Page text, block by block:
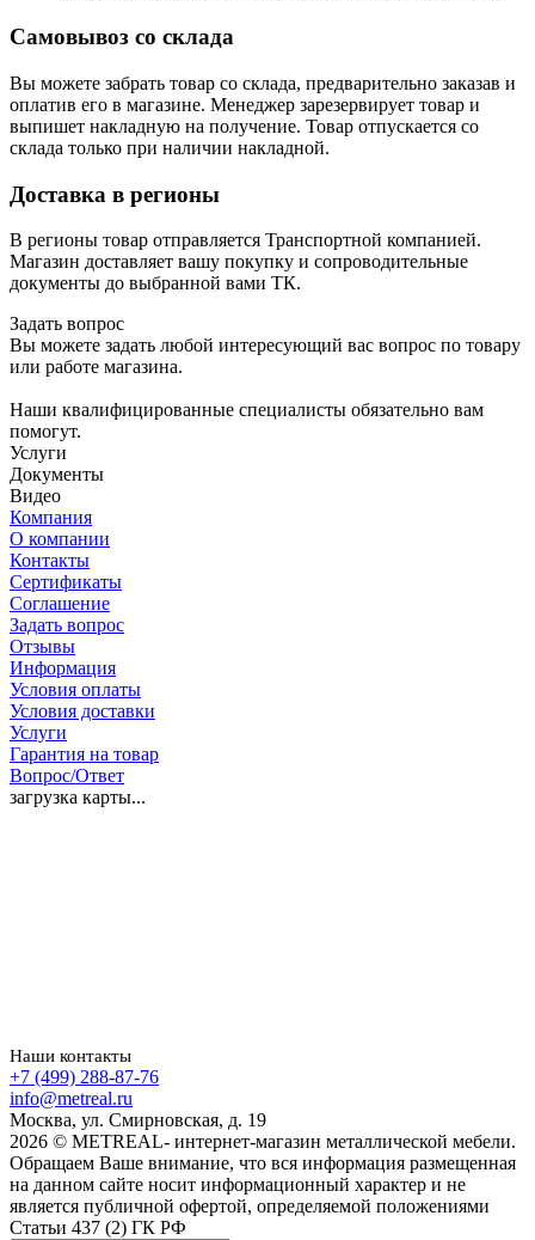
Самовывоз со склада
Вы можете забрать товар со склада, предварительно заказав и
оплатив его в магазине. Менеджер зарезервирует товар и
выпишет накладную на получение. Товар отпускается со
склада только при наличии накладной.
Доставка в регионы
В регионы товар отправляется Транспортной компанией.
Магазин доставляет вашу покупку и сопроводительные
документы до выбранной вами ТК.
Задать вопрос
Вы можете задать любой интересующий вас вопрос по товару
или работе магазина.
Наши квалифицированные специалисты обязательно вам
помогут.
Услуги
Документы
Видео
Компания
О компании
Контакты
Сертификаты
Соглашение
Задать вопрос
Отзывы
Информация
Условия оплаты
Условия доставки
Услуги
Гарантия на товар
Вопрос/Ответ
загрузка карты...
Наши контакты
+7 (499) 288-87-76
info@metreal.ru
Москва, ул. Смирновская, д. 19
2026 © METREAL- интернет-магазин металлической мебели.
Обращаем Ваше внимание, что вся информация размещенная
на данном сайте носит информационный характер и не
является публичной офертой, определяемой положениями
Статьи 437 (2) ГК РФ